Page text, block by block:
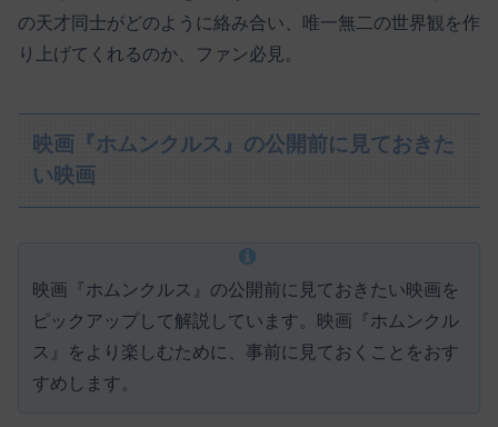
の天才同士がどのように絡み合い、唯一無二の世界観を作
り上げてくれるのか、ファン必見。
映画『ホムンクルス』の公開前に見ておきた
い映画
映画『ホムンクルス』の公開前に見ておきたい映画を
ピックアップして解説しています。映画『ホムンクル
ス』をより楽しむために、事前に見ておくことをおす
すめします。